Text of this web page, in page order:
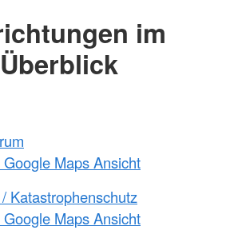
im
Überblick
Maps Ansicht
Katastrophenschutz
Maps Ansicht